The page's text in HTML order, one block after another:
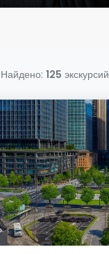
Найдено: 125 экскурсий